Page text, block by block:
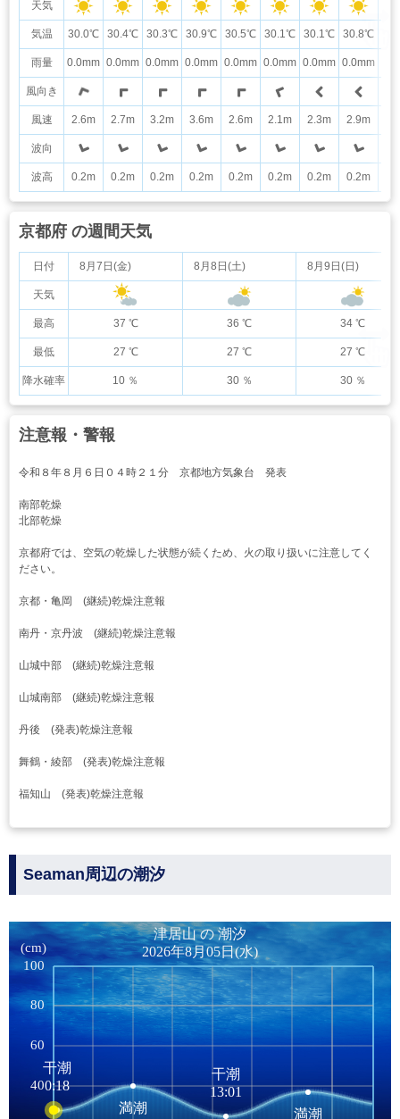
天気
気温
雨量
風向き
風速
波向
波高
30.0℃ 30.4℃ 30.3℃ 30.9℃ 30.5℃ 30.1℃ 30.1℃ 30.8℃
0.0mm 0.0mm 0.0mm 0.0mm 0.0mm 0.0mm 0.0mm 0.0mm
2.6m 2.7m 3.2m 3.6m 2.6m 2.1m 2.3m 2.9m
0.2m 0.2m 0.2m 0.2m 0.2m 0.2m 0.2m 0.2m
京都府 の週間天気
日付
天気
最高
最低
降水確率
8月7日(金) 8月8日(土) 8月9日(日)
37 ℃ 36 ℃ 34 ℃
27 ℃ 27 ℃ 27 ℃
10 ％ 30 ％ 30 ％
注意報・警報
令和８年８月６日０４時２１分 京都地方気象台 発表
南部乾燥
北部乾燥
京都府では、空気の乾燥した状態が続くため、火の取り扱いに注意してく
ださい。
京都・亀岡 (継続)乾燥注意報
南丹・京丹波 (継続)乾燥注意報
山城中部 (継続)乾燥注意報
山城南部 (継続)乾燥注意報
丹後 (発表)乾燥注意報
舞鶴・綾部 (発表)乾燥注意報
福知山 (発表)乾燥注意報
Seaman周辺の潮汐